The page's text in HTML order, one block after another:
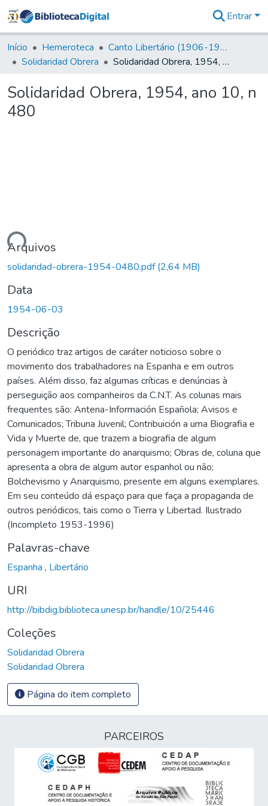
&
Coleções
Tudo na
Digital
Entrar
Início Hemeroteca
Canto Libertário (1906-1995)
Solidaridad Obrera
Solidaridad Obrera, 1954, ano 10, n 480
Solidaridad Obrera, 1954, ano 10, n
480
Arquivos
solidaridad-obrera-1954-0480.pdf(2,64 MB)
Data
1954-06-03
Descrição
O periódico traz artigos de caráter noticioso sobre o
movimento dos trabalhadores na Espanha e em outros
países. Além disso, faz algumas críticas e denúncias à
perseguição aos companheiros da C.N.T. As colunas mais
frequentes são: Antena-Información Española; Avisos e
Comunicados; Tribuna Juvenil; Contribuición a uma Biografia e
Vida y Muerte de, que trazem a biografia de algum
personagem importante do anarquismo; Obras de, coluna que
apresenta a obra de algum autor espanhol ou não;
Bolchevismo y Anarquismo, presente em alguns exemplares.
Em seu conteúdo dá espaço para que faça a propaganda de
outros periódicos, tais como o Tierra y Libertad. Ilustrado
(Incompleto 1953-1996)
Palavras-chave
Espanha , Libertário
URI
http://bibdig.biblioteca.unesp.br/handle/10/25446
Coleções
Solidaridad Obrera
Solidaridad Obrera
Página do item completo
PARCEIROS